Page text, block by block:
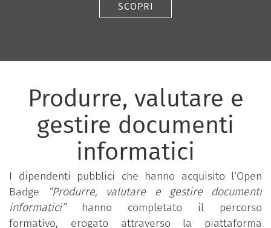
SCOPRI
Produrre, valutare e
gestire documenti
informatici
I dipendenti pubblici che hanno acquisito l‘Open
Badge “Produrre, valutare e gestire documenti
informatici”hanno completato il percorso
formativo, erogato attraverso la piattaforma